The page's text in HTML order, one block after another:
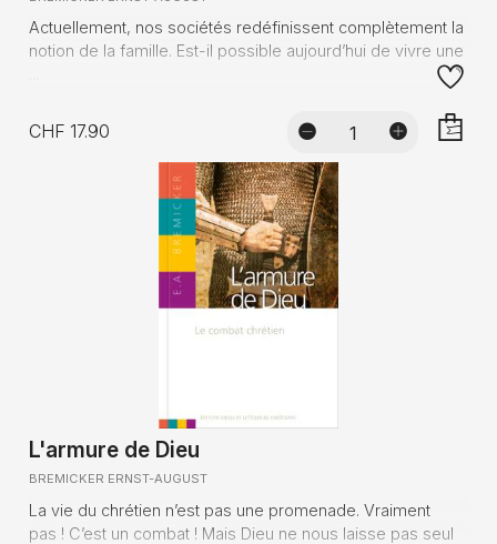
Actuellement, nos sociétés redéfinissent complètement la
notion de la famille. Est-il possible aujourd’hui de vivre une
CHF 17.90
L'armure de Dieu
BREMICKER ERNST-AUGUST
La vie du chrétien n’est pas une promenade. Vraiment
pas ! C’est un combat ! Mais Dieu ne nous laisse pas seul